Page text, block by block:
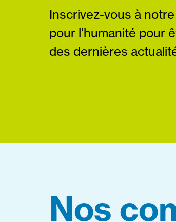
Inscrivez-vous à
pour l’humanité pour
des dernières
Nos